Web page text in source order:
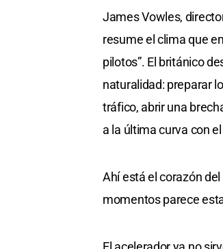
James Vowles,
resume el clima que
pilotos”. El británico
naturalidad: preparar
tráfico, abrir una
a la última curva con
Ahí está el corazón
momentos parece